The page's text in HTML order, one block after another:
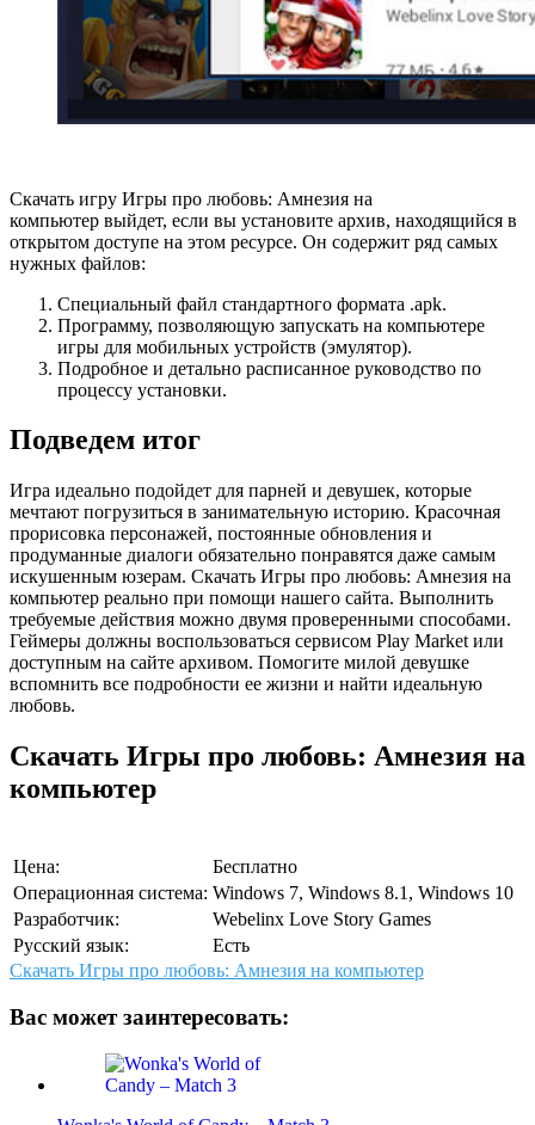
Скачать игру Игры про любовь: Амнезия на
компьютер выйдет, если вы установите архив, находящийся в
открытом доступе на этом ресурсе. Он содержит ряд самых
нужных файлов:
Специальный файл стандартного формата .apk.
Программу, позволяющую запускать на компьютере
игры для мобильных устройств (эмулятор).
Подробное и детально расписанное руководство по
процессу установки.
Подведем итог
Игра идеально подойдет для парней и девушек, которые
мечтают погрузиться в занимательную историю. Красочная
прорисовка персонажей, постоянные обновления и
продуманные диалоги обязательно понравятся даже самым
искушенным юзерам. Скачать Игры про любовь: Амнезия на
компьютер реально при помощи нашего сайта. Выполнить
требуемые действия можно двумя проверенными способами.
Геймеры должны воспользоваться сервисом Play Market или
доступным на сайте архивом. Помогите милой девушке
вспомнить все подробности ее жизни и найти идеальную
любовь.
Скачать Игры про любовь: Амнезия на
компьютер
Цена:
Бесплатно
Операционная система: Windows 7, Windows 8.1, Windows 10
Разработчик:
Webelinx Love Story Games
Русский язык:
Есть
Скачать Игры про любовь: Амнезия на компьютер
Вас может заинтересовать: